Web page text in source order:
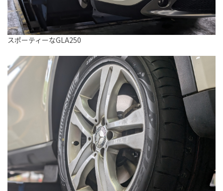
スポーティーなGLA250